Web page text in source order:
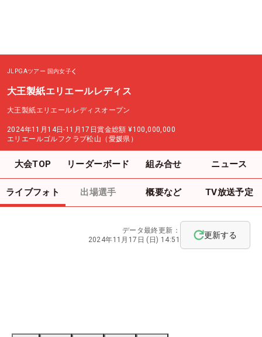
JLPGAツアー 国内女子
大王製紙エリエールレディス
大王製紙エリエールレディスオープン
2024年11月14日-11月17日賞金総額 ¥100,000,000
エリエールゴルフクラブ松山（愛媛県）
大会TOP リーダーボード 組み合せ ニュース
ライブフォト 出場選手 概要など TV放送予定
データ最終更新：
2024年11月17日 (日) 14:51
更新する